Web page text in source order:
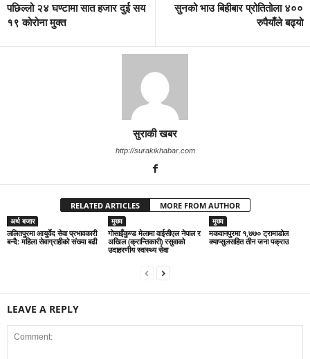
पछिल्लो २४ घण्टामा सात हजार दुई सय
१९ कोरोना मुक्त
सुनको भाउ बिहीबार प्रोतितोला ४००
रुपैयाँले बढ्यो
सुराकी खबर
http://surakikhabar.com
RELATED ARTICLES MORE FROM AUTHOR
अर्थ बजार
ललितपुरमा आयुर्वेद सेवा प्रभावकारी
बन्दै: महिला सेवाग्राहीको संख्या बढी
मुख्य
गोसाइँकुण्ड मेलामा वाईसीएल नेपाल र
अखिल (क्रान्तिकारी) रसुवाको
उदाहरणीय स्वास्थ्य सेवा
मुख्य
मकवानपुरमा १,७७० ट्रामाडोल
क्याप्सुलसहित तीन जना पक्राउ
LEAVE A REPLY